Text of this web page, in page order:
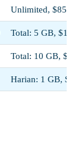
Unlimited, $85.00
Total: 5 GB,
Total: 10 GB,
Harian: 1 GB,